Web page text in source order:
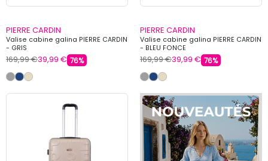
PIERRE CARDIN
Valise cabine galina PIERRE CARDIN
- GRIS
169,99 €39,99 € 76%
PIERRE CARDIN
Valise cabine galina PIERRE CARDIN
- BLEU FONCE
169,99 €39,99 € 76%